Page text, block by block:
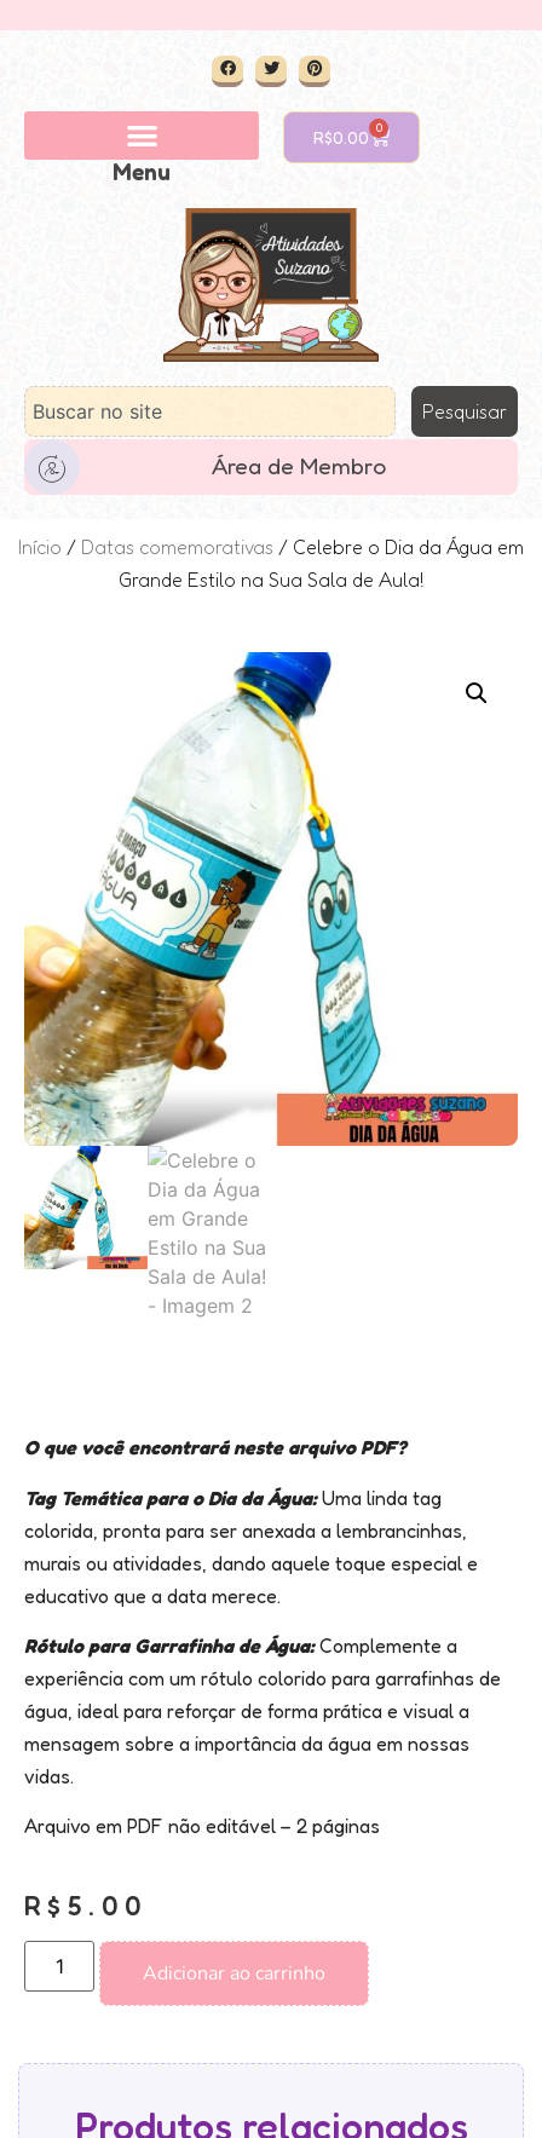
Menu
R$0.00 0
Pesquisar
Área de Membro
Início / Datas comemorativas / Celebre o Dia da Água em
Grande Estilo na Sua Sala de Aula!
O que você encontrará neste arquivo PDF?
Tag Temática para o Dia da Água:Uma linda tag
colorida, pronta para ser anexada a lembrancinhas,
murais ou atividades, dando aquele toque especial e
educativo que a data merece.
Rótulo para Garrafinha de Água:Complemente a
experiência com um rótulo colorido para garrafinhas de
água, ideal para reforçar de forma prática e visual a
mensagem sobre a importância da água em nossas
vidas.
Arquivo em PDF não editável – 2 páginas
R$ 5.00
Adicionar ao carrinho
Produtos relacionados